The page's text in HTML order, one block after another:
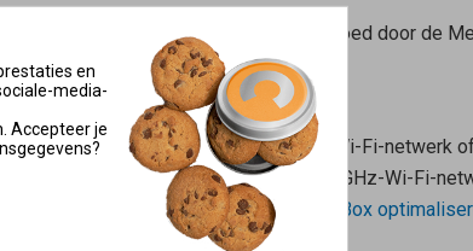
wisselen van het Wi-Fi-netwerk beïnvloed door de
Wi-Fi-apparaat zelf.
Wi-Fi-apparaten naar het andere Wi-Fi-netwerk
zijn ingesteld voor het 2,4 GHz- en 5 GHz-Wi-Fi-
je het
Wi-Fi-netwerk van de FRITZ!Box
en
media-
Accepteer je